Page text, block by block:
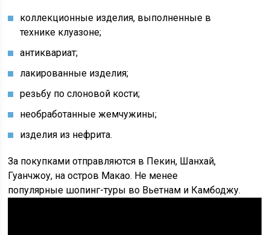
коллекционные изделия, выполненные в
технике клуазоне;
антиквариат;
лакированные изделия;
резьбу по слоновой кости;
необработанные жемчужины;
изделия из нефрита.
За покупками отправляются в Пекин, Шанхай,
Гуанчжоу, на остров Макао. Не менее
популярные шопинг-туры во Вьетнам и Камбоджу.